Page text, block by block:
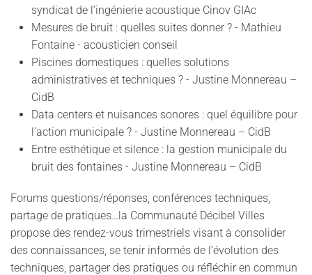
syndicat de l’ingénierie acoustique Cinov GIAc
Mesures de bruit : quelles suites donner ? - Mathieu
Fontaine - acousticien conseil
Piscines domestiques : quelles solutions
administratives et techniques ? - Justine Monnereau –
CidB
Data centers et nuisances sonores : quel équilibre pour
l’action municipale ? - Justine Monnereau – CidB
Entre esthétique et silence : la gestion municipale du
bruit des fontaines - Justine Monnereau – CidB
Forums questions/réponses, conférences techniques,
partage de pratiques…la Communauté Décibel Villes
propose des rendez-vous trimestriels visant à consolider
des connaissances, se tenir informés de l’évolution des
techniques, partager des pratiques ou réfléchir en commun